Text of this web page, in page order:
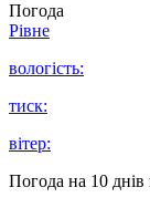
Погода
Рівне
вологість:
тиск:
вітер:
Погода на 10 днів